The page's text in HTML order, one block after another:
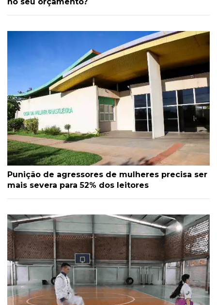
Punição de agressores de mulheres precisa ser
mais severa para 52% dos leitores